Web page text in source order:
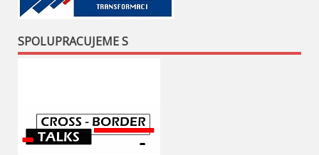
SPOLUPRACUJEME S